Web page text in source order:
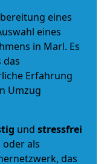
eines
eines
in Marl. Es
das
Erfahrung
Umzug
und stressfrei
oder als
das